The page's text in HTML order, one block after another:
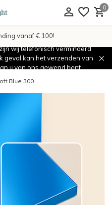
0
vanaf € 100!
wij telefonisch verminderd
geval kan het verzenden van
u van ons gewend bent.
Blue 300...